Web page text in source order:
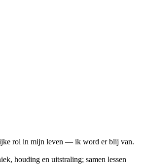
rol in mijn leven — ik word er blij van.
houding en uitstraling; samen lessen